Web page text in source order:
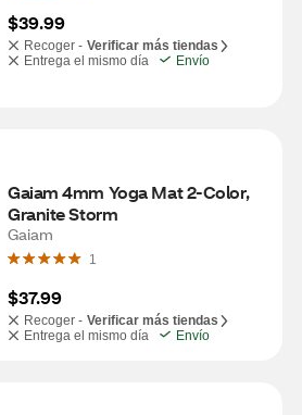
$39.99
Recoger - Verificar más tiendas
Entrega el mismo día
Envío
Gaiam 4mm Yoga Mat 2-Color,
Granite Storm
Gaiam
1
$37.99
Recoger - Verificar más tiendas
Entrega el mismo día
Envío